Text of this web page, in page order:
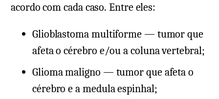
acordo com cada caso. Entre eles:
Glioblastoma multiforme — tumor que
afeta o cérebro e/ou a coluna vertebral;
Glioma maligno — tumor que afeta o
cérebro e a medula espinhal;